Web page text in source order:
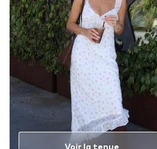
Voir la tenue